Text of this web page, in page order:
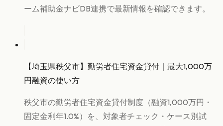
ーム補助金ナビDB連携で最新情報を確認できます。
【埼玉県秩父市】勤労者住宅資金貸付｜最大1,000万
円融資の使い方
秩父市の勤労者住宅資金貸付制度（融資1,000万円・
固定金利年1.0%）を、対象者チェック・ケース別試